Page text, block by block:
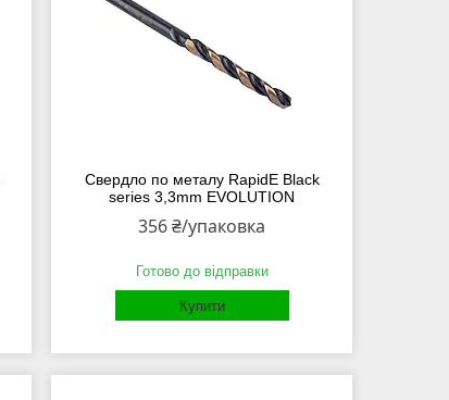
Свердло по металу RapidE Black
series 3,3mm EVOLUTION
356 ₴/упаковка
Готово до відправки
Купити